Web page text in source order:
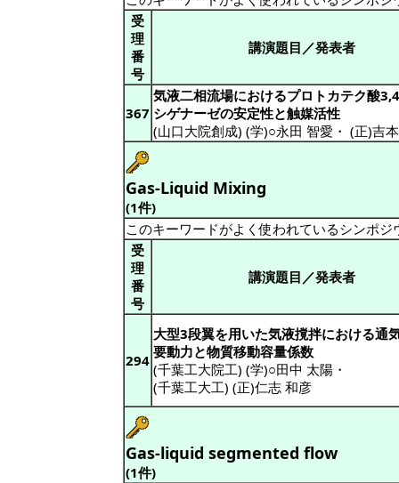
受
理
番
号
講演題目／発表者
367
気液二相流場におけるプロトカテク酸
シゲナーゼの安定性と触媒活性
(山口大院創成) (学)○永田 智愛 ・ (正)吉
Gas-Liquid Mixing
(1件)
このキーワードがよく使われているシンポ
受
理
番
号
講演題目／発表者
294
大型3段翼を用いた気液撹拌における通
要動力と物質移動容量係数
(千葉工大院工) (学)○田中 太陽 ・
(千葉工大工) (正)仁志 和彦
Gas-liquid segmented flow
(1件)